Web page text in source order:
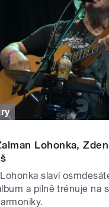
Lohonka,
slaví
a pilně trénuje na